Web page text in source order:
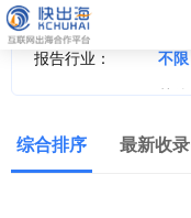
报告行业：
不限
其他
综合排序 最新收录